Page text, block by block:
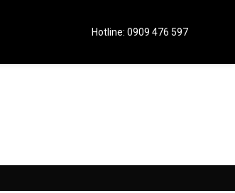
Hotline: 0909 476 597